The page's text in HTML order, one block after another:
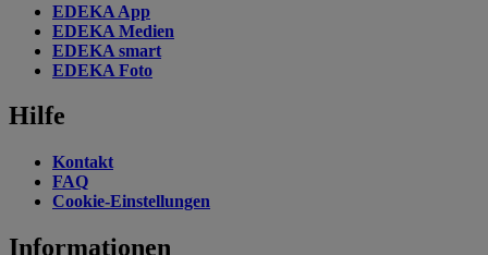
EDEKA App
EDEKA Medien
EDEKA smart
EDEKA Foto
Hilfe
Kontakt
FAQ
Cookie-Einstellungen
Informationen